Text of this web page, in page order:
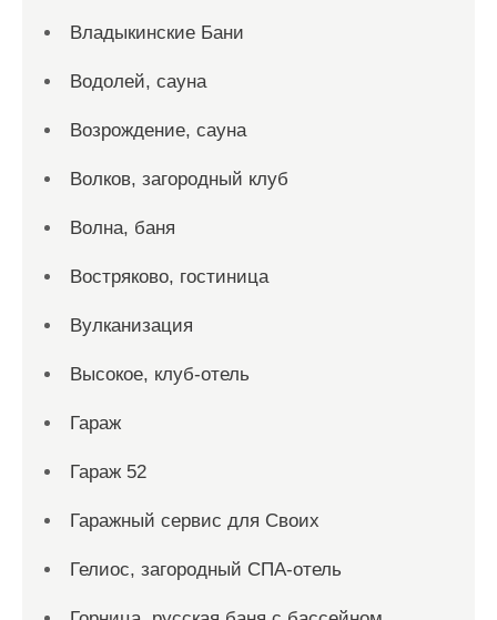
Владыкинские Бани
Водолей, сауна
Возрождение, сауна
Волков, загородный клуб
Волна, баня
Востряково, гостиница
Вулканизация
Высокое, клуб-отель
Гараж
Гараж 52
Гаражный сервис для Своих
Гелиос, загородный СПА-отель